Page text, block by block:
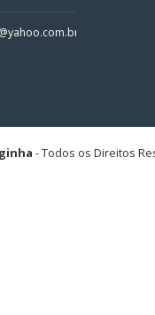
- Todos os Direitos